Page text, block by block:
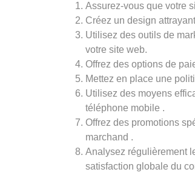
Assurez-vous que votre
Créez un design
Utilisez des outils de
votre site web.
Offrez des options de
Mettez en place une
Utilisez des moyens
téléphone mobile .
Offrez des promotions
marchand .
Analysez régulièrement
satisfaction globale du